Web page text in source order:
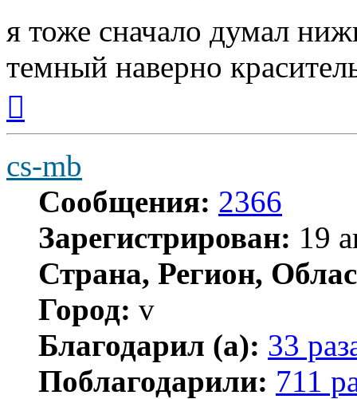
я тоже сначало думал
темный наверно
началу
cs-mb
Сообщения: 2366
Зарегистрирован: 19
Страна, Регион,
Город: v
Благодарил (а): 33
Поблагодарили: 711